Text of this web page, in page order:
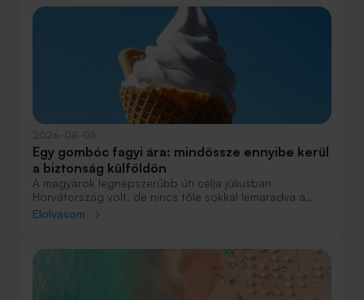
fogalmak közül, amelyekkel biztosan találkozol.
Egy gombóc fagyi ára: mindössze ennyibe kerül
a biztonság külföldön
A magyarok legnépszerűbb úti célja júliusban
Horvátország volt, de nincs tőle sokkal lemaradva a
júniust megnyerő Olaszország sem. A tengerparti
nyaralásnak, mint repülővel.
Elolvasom